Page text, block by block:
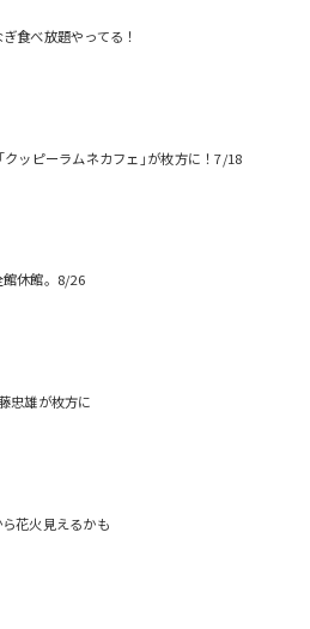
食べ放題やってる！
クッピーラムネカフェ｣が枚方に！7/18
休館。8/26
忠雄が枚方に
花火見えるかも